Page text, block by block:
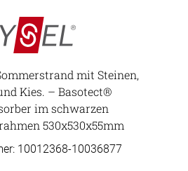
mit Steinen,
Kies. – Basotect®
im schwarzen
530x530x55mm
10012368-10036877